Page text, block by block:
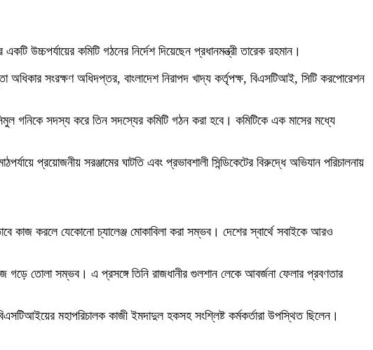
উচ্চপর্যায়ের কমিটি গঠনের নির্দেশ দিয়েছেন প্রধানমন্ত্রী তারেক রহমান।
অধিকার সংরক্ষণ অধিদপ্তর, বাংলাদেশ নিরাপদ খাদ্য কর্তৃপক্ষ, বিএসটিআই, সিটি করপোরেশন
গনিকে সদস্য করে তিন সদস্যের কমিটি গঠন করা হবে। কমিটিকে এক মাসের মধ্যে
প্রয়োজনীয় সরঞ্জামের ঘাটতি এবং প্রভাবশালী সিন্ডিকেটের বিরুদ্ধে অভিযান পরিচালনায়
কাজ করলে যেকোনো চ্যালেঞ্জ মোকাবিলা করা সম্ভব। দেশের স্বার্থে সবাইকে আরও
তোলা সম্ভব। এ প্রসঙ্গে তিনি রাজধানীর গুলশান লেকে আবর্জনা ফেলার প্রবণতার
মহাপরিচালক কাজী ইমদাদুল হকসহ সংশ্লিষ্ট কর্মকর্তারা উপস্থিত ছিলেন।